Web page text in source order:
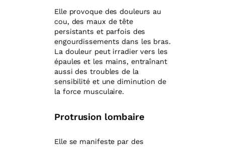
Elle provoque des douleurs au
cou, des maux de tête
persistants et parfois des
engourdissements dans les bras.
La douleur peut irradier vers les
épaules et les mains, entraînant
aussi des troubles de la
sensibilité et une diminution de
la force musculaire.
Protrusion lombaire
Elle se manifeste par des